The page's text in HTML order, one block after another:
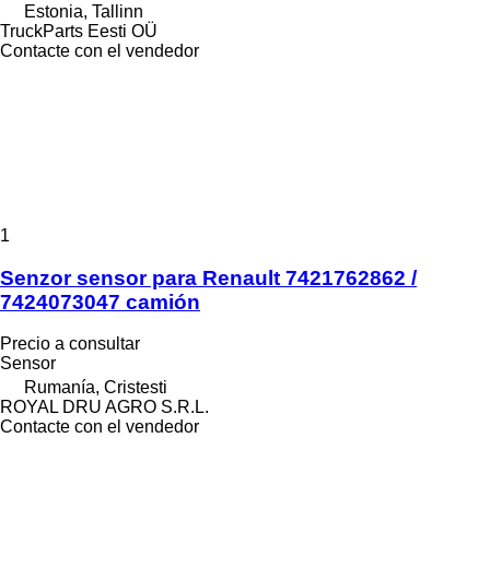
Estonia, Tallinn
TruckParts Eesti OÜ
Contacte con el vendedor
1
Senzor sensor para Renault 7421762862 /
7424073047 camión
Precio a consultar
Sensor
Rumanía, Cristesti
ROYAL DRU AGRO S.R.L.
Contacte con el vendedor